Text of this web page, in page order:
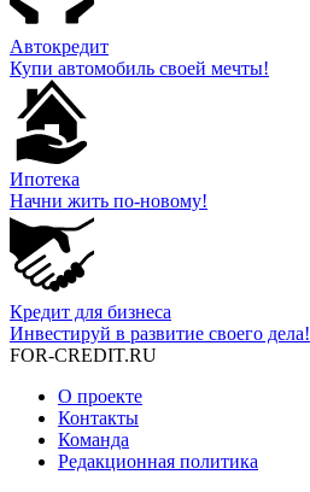
Автокредит
Купи автомобиль своей мечты!
Ипотека
Начни жить по-новому!
Кредит для бизнеса
Инвестируй в развитие своего дела!
FOR-CREDIT.RU
О проекте
Контакты
Команда
Редакционная политика